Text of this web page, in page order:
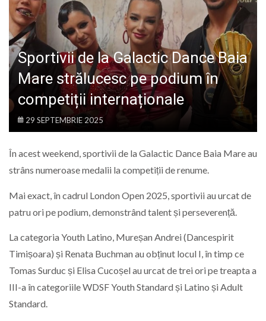
POLITIC
LIFE
Sportivii de la Galactic Dance Baia
Mare strălucesc pe podium în
competiții internaționale
29 SEPTEMBRIE 2025
În acest weekend, sportivii de la Galactic Dance Baia Mare au
strâns numeroase medalii la competiții de renume.
Mai exact, în cadrul London Open 2025, sportivii au urcat de
patru ori pe podium, demonstrând talent și perseverență.
La categoria Youth Latino, Mureșan Andrei (Dancespirit
Timișoara) și Renata Buchman au obținut locul I, în timp ce
Tomas Surduc și Elisa Cucoșel au urcat de trei ori pe treapta a
III-a în categoriile WDSF Youth Standard și Latino și Adult
Standard.